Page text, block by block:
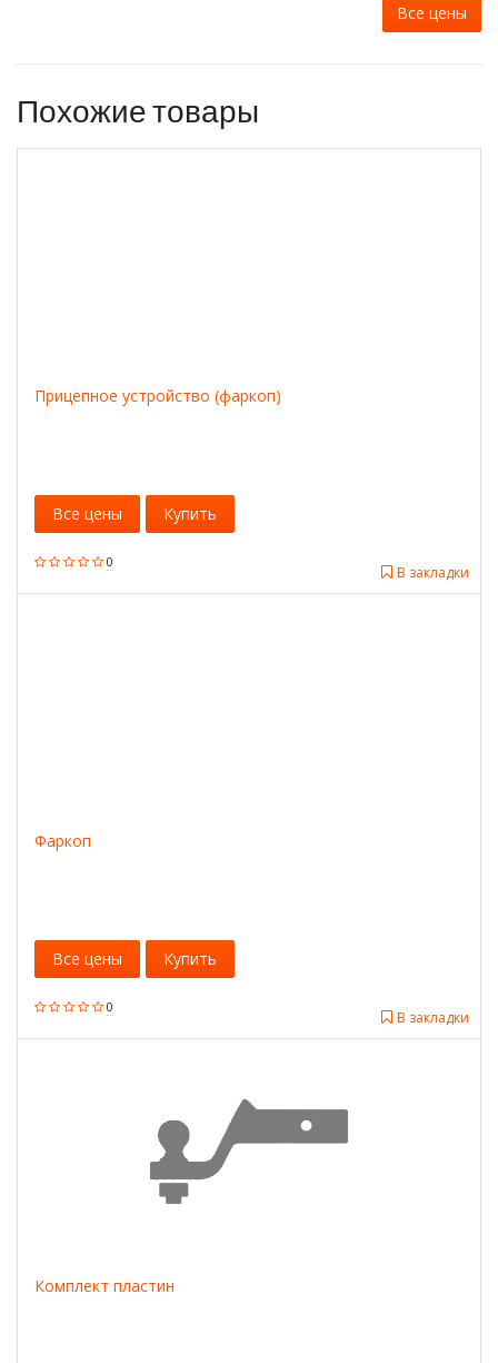
Все цены
Похожие товары
Прицепное устройство (фаркоп)
0
В закладки
Все цены Купить
Фаркоп
0
В закладки
Все цены Купить
Комплект пластин